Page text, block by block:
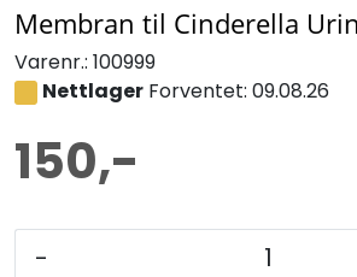
Membran til Cinderella
Varenr.: 100999
NettlagerForventet: 09.08.26
150,-
-